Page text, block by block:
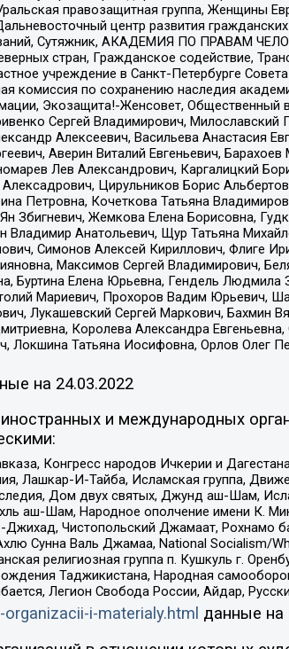
правозащитная группа, Женщины
центр развития
Сутяжник, АКАДЕМИЯ ПО ПРАВАМ
стран, Гражданское содействие,
учреждение в Санкт-Петербурге
комиссия по сохранению наследия
Экозащита!-Женсовет, Общественный
Сергей Владимирович,
Алексеевич, Васильева Анастасия
Аверин Виталий Евгеньевич,
Лев Александрович, Каргалицкий
Цирульников Борис
Петровна, Кочеткова Татьяна
Збигневич, Жемкова Елена Борисовна,
Владимир Анатольевич, Щур Татьяна
Симонов Алексей Кириллович, Флиге
Максимов Сергей Владимирович,
Буртина Елена Юрьевна, Гендель Людмила
Мариевич, Прохоров Вадим Юрьевич,
Лукашевский Сергей Маркович, Бахмин
Королева Александра
Локшина Татьяна Иосифовна, Орлов Олег
на 24.03.2022
и международных
Конгресс народов Ичкерии и
Лашкар-И-Тайба, Исламская группа,
Дом двух святых, Джунд аш-Шам,
аш-Шам, Народное ополчение имени К.
Чистопольский Джамаат, Рохнамо
Сунна Валь Джамаа, National Socialism/
религиозная группа п. Кушкуль г.
Таджикистана, Народная
Легион Свобода России, Айдар,
i-materialy.html данные на